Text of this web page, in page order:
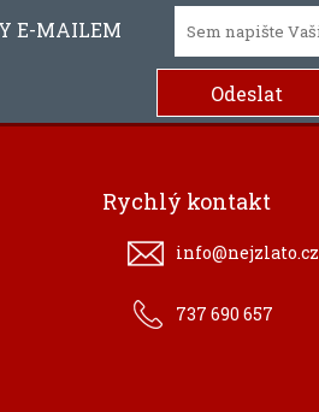
E-MAILEM
Rychlý kontakt
info@nejzlato.cz
737 690 657